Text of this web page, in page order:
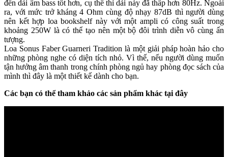
đến dải âm bass tốt hơn, cụ thể thì dải này đã thấp hơn 80Hz. Ngoài
ra, với mức trở kháng 4 Ohm cùng độ nhạy 87dB thì người dùng
nên kết hợp loa bookshelf này với một ampli có công suất trong
khoảng 250W là có thể tạo nên một bộ đôi trình diễn vô cùng ấn
tượng.
Loa Sonus Faber Guarneri Tradition là một giải pháp hoàn hảo cho
những phòng nghe có diện tích nhỏ. Vì thế, nếu người dùng muốn
tận hưởng âm thanh trong chính phòng ngủ hay phòng đọc sách của
mình thì đây là một thiết kế dành cho bạn.
Các bạn có thể tham khảo các sản phẩm khác tại đây